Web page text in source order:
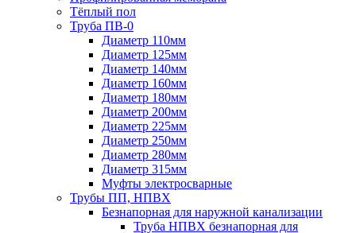
Тёплый пол
Труба ПВ-0
Диаметр 110мм
Диаметр 125мм
Диаметр 140мм
Диаметр 160мм
Диаметр 180мм
Диаметр 200мм
Диаметр 225мм
Диаметр 250мм
Диаметр 280мм
Диаметр 315мм
Муфты электросварные
Трубы ПП, НПВХ
Безнапорная для наружной канализации
Труба НПВХ безнапорная для